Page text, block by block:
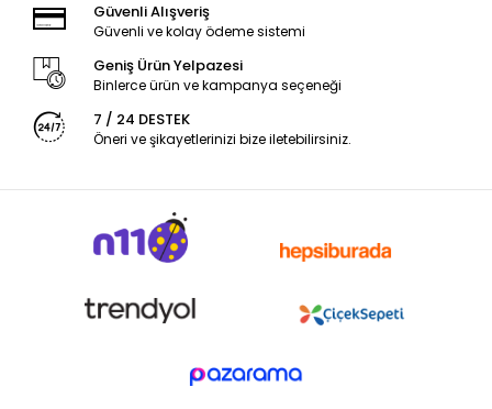
Güvenli Alışveriş
Güvenli ve kolay ödeme sistemi
Geniş Ürün Yelpazesi
Binlerce ürün ve kampanya seçeneği
7 / 24 DESTEK
Öneri ve şikayetlerinizi bize iletebilirsiniz.